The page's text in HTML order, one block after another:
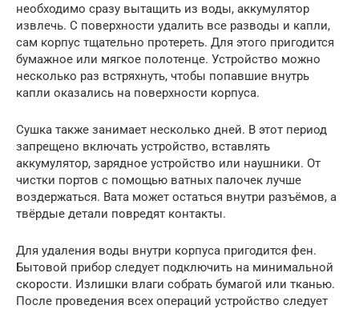
необходимо сразу вытащить из воды, аккумулятор
извлечь. С поверхности удалить все разводы и капли,
сам корпус тщательно протереть. Для этого пригодится
бумажное или мягкое полотенце. Устройство можно
несколько раз встряхнуть, чтобы попавшие внутрь
капли оказались на поверхности корпуса.
Сушка также занимает несколько дней. В этот период
запрещено включать устройство, вставлять
аккумулятор, зарядное устройство или наушники. От
чистки портов с помощью ватных палочек лучше
воздержаться. Вата может остаться внутри разъёмов, а
твёрдые детали повредят контакты.
Для удаления воды внутри корпуса пригодится фен.
Бытовой прибор следует подключить на минимальной
скорости. Излишки влаги собрать бумагой или тканью.
После проведения всех операций устройство следует